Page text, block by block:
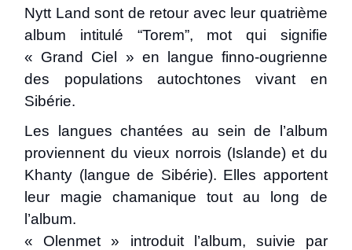
Nytt Land sont de retour avec leur quatrième
album intitulé “Torem”, mot qui signifie
« Grand Ciel » en langue finno-ougrienne
des populations autochtones vivant en
Sibérie.
Les langues chantées au sein de l’album
proviennent du vieux norrois (Islande) et du
Khanty (langue de Sibérie). Elles apportent
leur magie chamanique tout au long de
l’album.
« Olenmet » introduit l’album, suivie par